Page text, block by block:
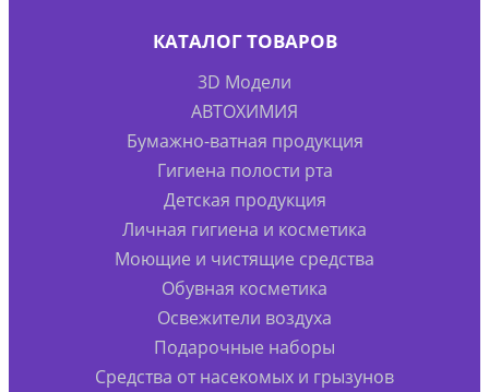
КАТАЛОГ ТОВАРОВ
3D Модели
АВТОХИМИЯ
Бумажно-ватная продукция
Гигиена полости рта
Детская продукция
Личная гигиена и косметика
Моющие и чистящие средства
Обувная косметика
Освежители воздуха
Подарочные наборы
Средства от насекомых и грызунов